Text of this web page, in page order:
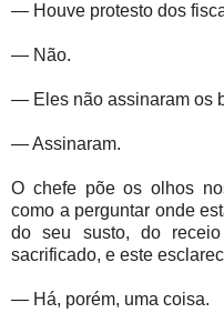
— Houve protesto dos
— Não.
— Eles não assinaram os
— Assinaram.
O chefe põe os olhos
como a perguntar onde
do seu susto, do
sacrificado, e este
— Há, porém, uma coisa.